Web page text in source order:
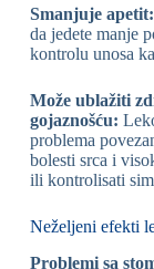
Smanjuje apetit:
da jedete manje
kontrolu unosa
Može ublažiti
gojaznošću:
problema
bolesti srca i
ili kontrolisati
Neželjeni efekti
Problemi sa